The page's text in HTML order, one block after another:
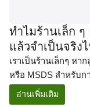
ทำไมร้านเล็ก ๆ
แล้วจำเป็นจริง
เราเป็นร้านเล็กๆ หา
หรือ MSDS สำหรับ
ติดต่อผู้ผลิตหรือโรงง
อ่านเพิ่มเติม